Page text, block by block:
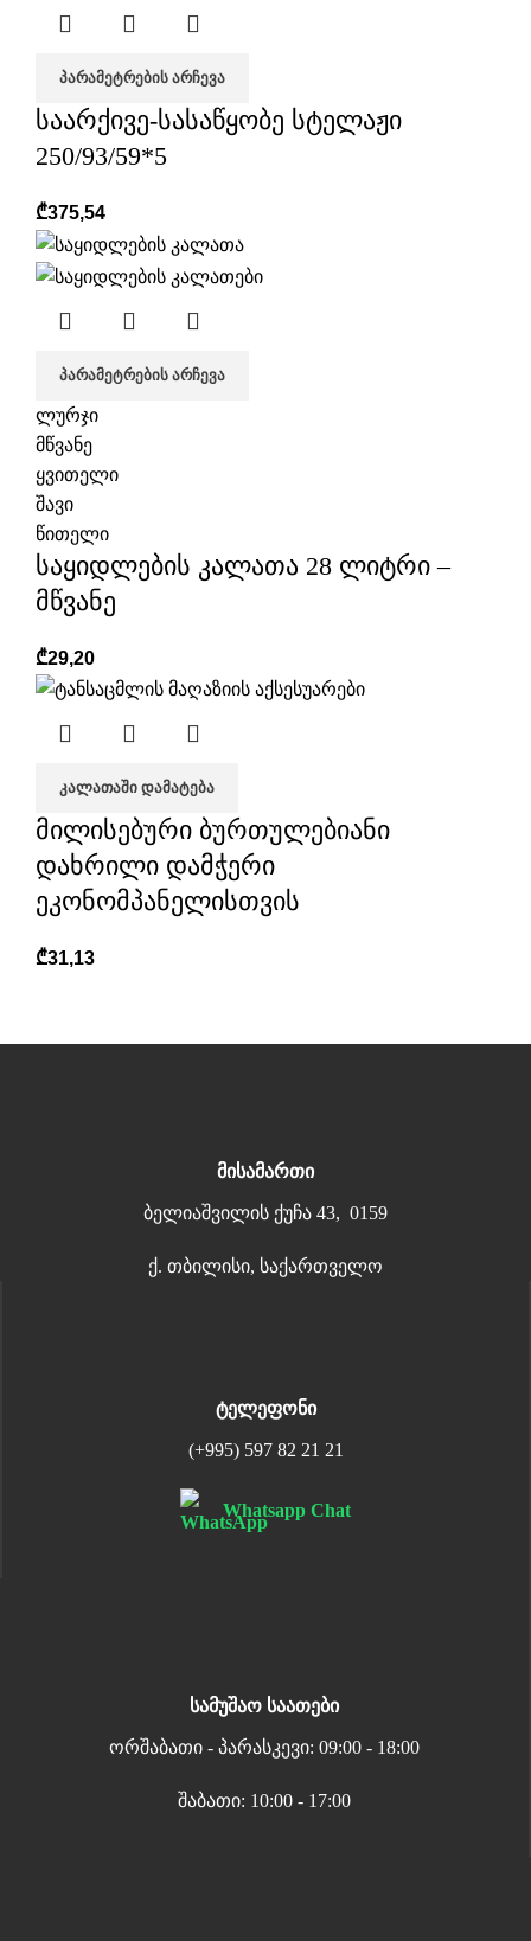
ᲞᲐᲠᲐᲛᲔᲢᲠᲔᲑᲘᲡ ᲐᲠᲩᲔᲕᲐ
საარქივე-სასაწყობე სტელაჟი
250/93/59*5
₾375,54
ᲞᲐᲠᲐᲛᲔᲢᲠᲔᲑᲘᲡ ᲐᲠᲩᲔᲕᲐ
ლურჯი
მწვანე
ყვითელი
შავი
წითელი
საყიდლების კალათა 28 ლიტრი –
მწვანე
₾29,20
ᲙᲐᲚᲐᲗᲐᲨᲘ ᲓᲐᲛᲐᲢᲔᲑᲐ
მილისებური ბურთულებიანი
დახრილი დამჭერი
ეკონომპანელისთვის
₾31,13
მისამართი
ბელიაშვილის ქუჩა 43, 0159
ქ. თბილისი, საქართველო
ტელეფონი
(+995) 597 82 21 21
Whatsapp Chat
სამუშაო საათები
ორშაბათი - პარასკევი: 09:00 - 18:00
შაბათი: 10:00 - 17:00